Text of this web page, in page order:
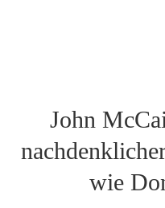
John
wie